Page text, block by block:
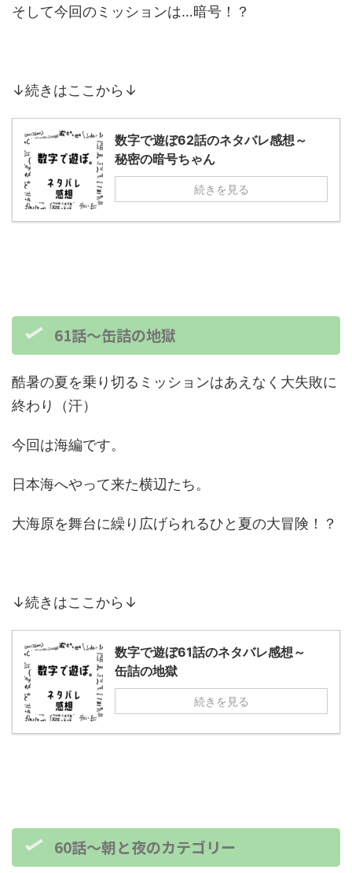
そして今回のミッションは…暗号！？
↓続きはここから↓
数字で遊ぼ62話のネタバレ感想～
秘密の暗号ちゃん
続きを見る
61話～缶詰の地獄
酷暑の夏を乗り切るミッションはあえなく大失敗に
終わり（汗）
今回は海編です。
日本海へやって来た横辺たち。
大海原を舞台に繰り広げられるひと夏の大冒険！？
↓続きはここから↓
数字で遊ぼ61話のネタバレ感想～
缶詰の地獄
続きを見る
60話～朝と夜のカテゴリー